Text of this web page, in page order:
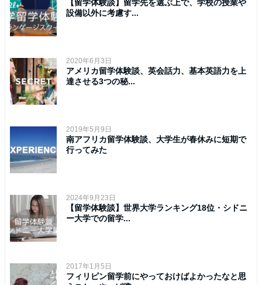
【留学体験談】留学先を選ぶ上で、学校の授業や
設備以外に考慮す...
2020年6月3日
アメリカ留学体験談、英会話力、基本英語力を上
達させる3つの秘...
2019年5月9日
南アフリカ留学体験談、大学生が春休みに短期で
行ってみた
2024年9月23日
【留学体験談】世界大学ランキング18位・シドニ
ー大学での留学...
2017年1月5日
フィリピン留学前にやっておけばよかったなと思